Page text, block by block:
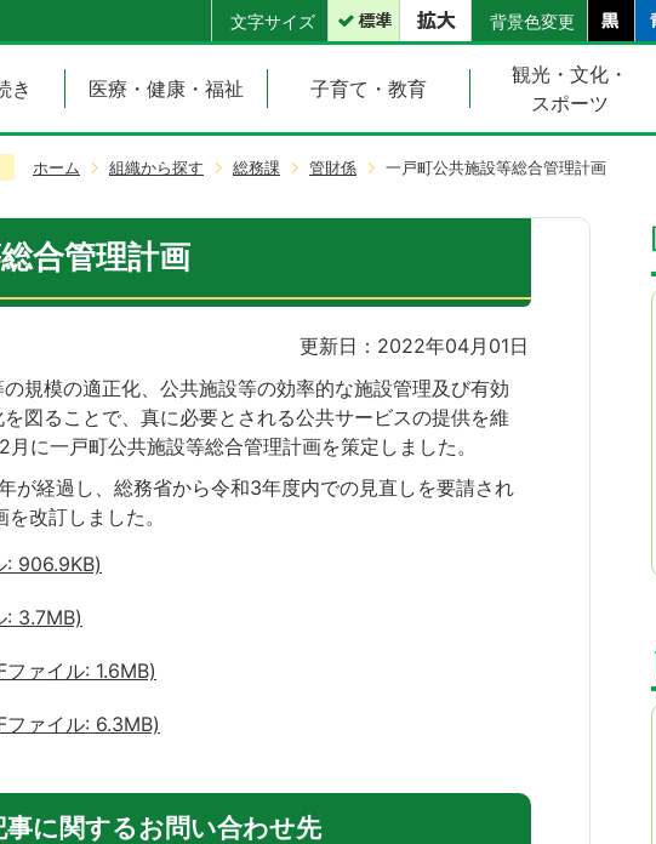
文字サイズ 背景色変更
き 医療・健康・福祉 子育て・教育
観光・文化・
スポーツ
ホーム 組織から探す 総務課 管財係 一戸町公共施設等総合管理計画
合管理計画
更新日：2022年04月01日
規模の適正化、公共施設等の効率的な施設管理及び有効
図ることで、真に必要とされる公共サービスの提供を維
に一戸町公共施設等総合管理計画を策定しました。
が経過し、総務省から令和3年度内での見直しを要請され
改訂しました。
: 906.9KB)
: 3.7MB)
ファイル: 1.6MB)
ファイル: 6.3MB)
事に関するお問い合わせ先